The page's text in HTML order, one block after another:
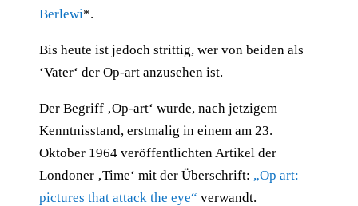
Berlewi*.
Bis heute ist jedoch strittig, wer von beiden als
‘Vater‘ der Op-art anzusehen ist.
Der Begriff ‚Op-art‘ wurde, nach jetzigem
Kenntnisstand, erstmalig in einem am 23.
Oktober 1964 veröffentlichten Artikel der
Londoner ‚Time‘ mit der Überschrift: „Op art:
pictures that attack the eye“ verwandt.